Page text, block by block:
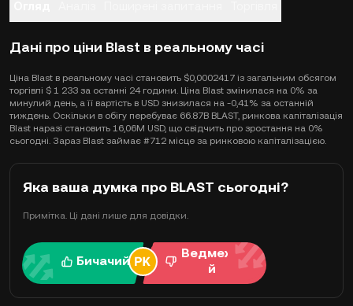
Дані про ціни Blast в реальному часі
Ціна Blast в реальному часі становить $0,0002417 із загальним обсягом
торгівлі $ 1 233 за останні 24 години. Ціна Blast змінилася на 0% за
минулий день, а її вартість в USD знизилася на -0,41% за останній
тиждень. Оскільки в обігу перебуває 66.87B BLAST, ринкова капіталізація
Blast наразі становить 16,06M USD, що свідчить про зростання на 0%
сьогодні. Зараз Blast займає #712 місце за ринковою капіталізацією.
Яка ваша думка про BLAST сьогодні?
Примітка. Ці дані лише для довідки.
Бичачий
Ведмежи
й